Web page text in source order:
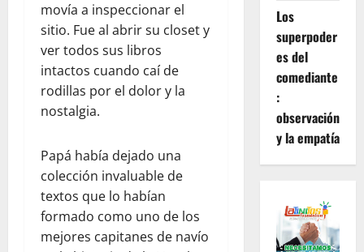
movía a inspeccionar el
sitio. Fue al abrir su closet y
ver todos sus libros
intactos cuando caí de
rodillas por el dolor y la
nostalgia.
Papá había dejado una
colección invaluable de
textos que lo habían
formado como uno de los
mejores capitanes de navío
Los
superpoder
es del
comediante
:
observación
y la empatía